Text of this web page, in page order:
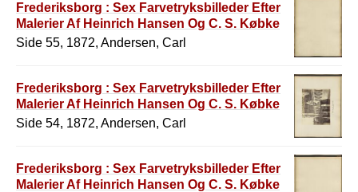
Frederiksborg : Sex Farvetryksbilleder Efter
Malerier Af Heinrich Hansen Og C. S. Købke
Side 55, 1872, Andersen, Carl
Frederiksborg : Sex Farvetryksbilleder Efter
Malerier Af Heinrich Hansen Og C. S. Købke
Side 54, 1872, Andersen, Carl
Frederiksborg : Sex Farvetryksbilleder Efter
Malerier Af Heinrich Hansen Og C. S. Købke